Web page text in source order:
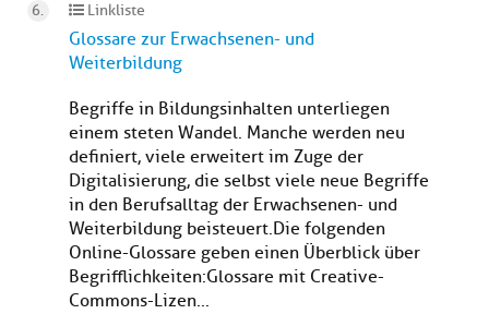
Linkliste
Glossare zur Erwachsenen- und
Weiterbildung
Begriffe in Bildungsinhalten unterliegen
einem steten Wandel. Manche werden neu
definiert, viele erweitert im Zuge der
Digitalisierung, die selbst viele neue Begriffe
in den Berufsalltag der Erwachsenen- und
Weiterbildung beisteuert.Die folgenden
Online-Glossare geben einen Überblick über
Begrifflichkeiten: Glossare mit Creative-
Commons-Lizen...